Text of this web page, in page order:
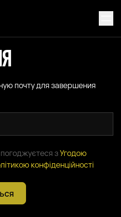
почту для завершения
зУгодою
конфіденційності